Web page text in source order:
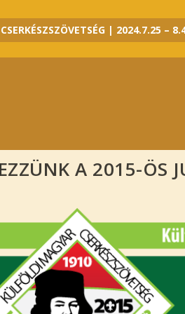
| 2024.7.25 –
A 2015-ÖS